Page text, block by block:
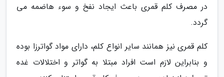
در مصرف کلم قمری باعث ایجاد نفخ و سوء هاضمه می
گردد.
کلم قمری نیز همانند سایر انواع کلم، دارای مواد گواترزا بوده
و بنابراین لازم است افراد مبتلا به گواتر و اختلالات غده